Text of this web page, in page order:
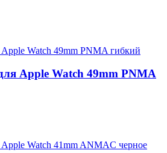
Apple Watch 49mm PNMA